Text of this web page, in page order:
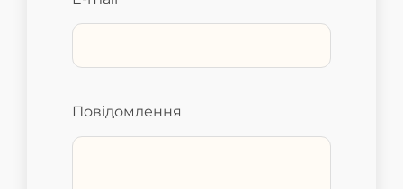
Повідомлення